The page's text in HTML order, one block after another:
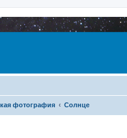
фотография Солнце